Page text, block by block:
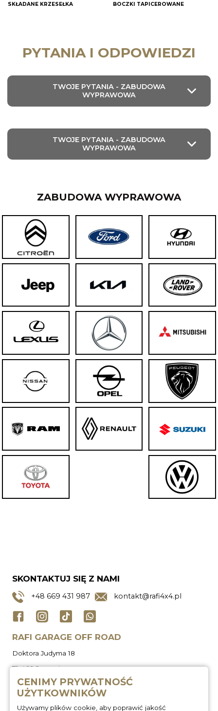
SKŁADANE KRZESEŁKA BOCZKI TAPICEROWANE
PYTANIA I ODPOWIEDZI
TWOJE PYTANIA - ZABUDOWA
WYPRAWOWA
TWOJE PYTANIA - ZABUDOWA
WYPRAWOWA
ZABUDOWA WYPRAWOWA
SKONTAKTUJ SIĘ Z NAMI
+48 669 431 987 kontakt@rafi4x4.pl
RAFI GARAGE OFF ROAD
Doktora Judyma 18
71-466 Szczecin
CENIMY PRYWATNOŚĆ
UŻYTKOWNIKÓW
Używamy plików cookie, aby poprawić jakość